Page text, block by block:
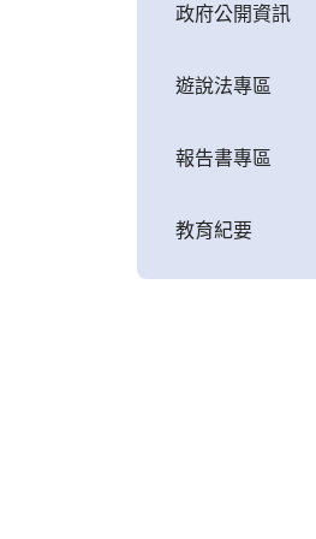
政府公開資訊
遊說法專區
報告書專區
教育紀要